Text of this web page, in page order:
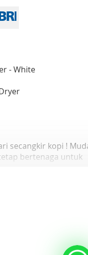
- White
secangkir kopi !
bertenaga untuk
dari latte. Mudah